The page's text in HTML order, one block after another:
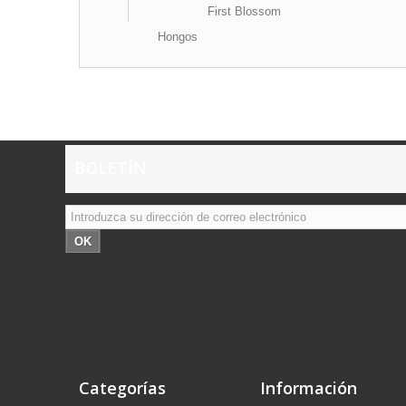
First Blossom
Hongos
OK
Categorías Información